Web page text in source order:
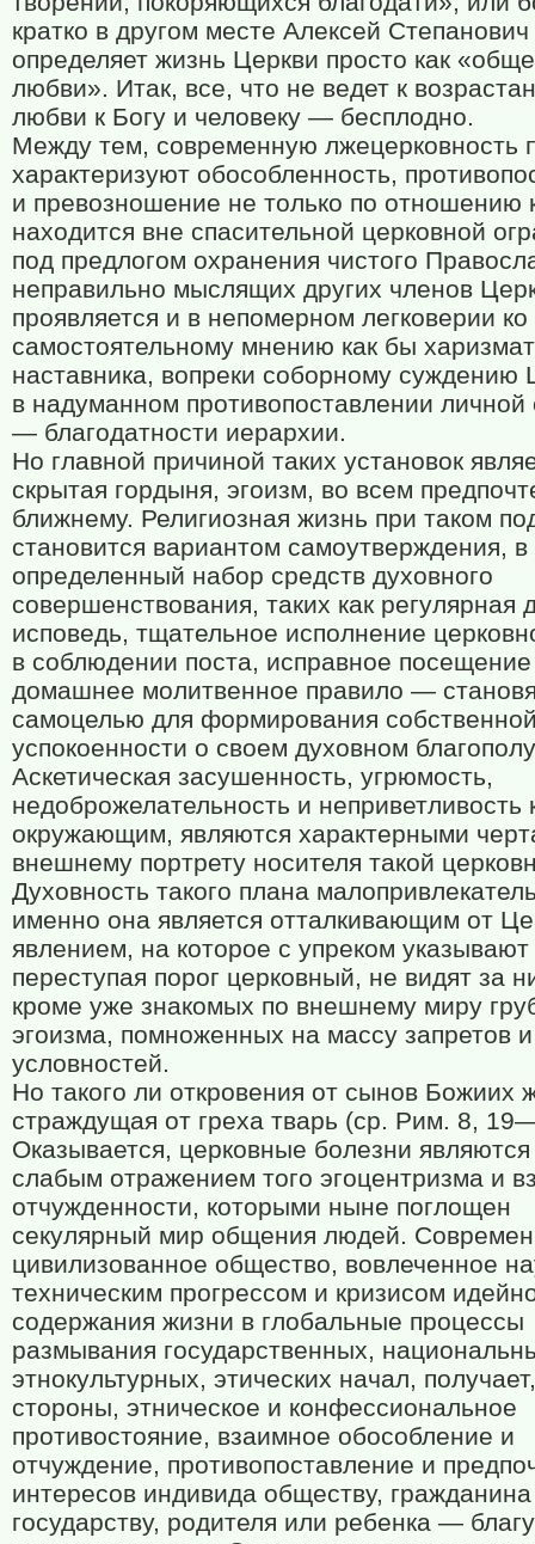
кратко в другом месте Алексей Степанович
определяет жизнь Церкви просто как
любви». Итак, все, что не ведет к
любви к Богу и человеку — бесплодно.
Между тем, современную лжецерковность
характеризуют обособленность,
и превозношение не только по отношению
находится вне спасительной церковной
под предлогом охранения чистого
неправильно мыслящих других членов
проявляется и в непомерном легковерии ко
самостоятельному мнению как бы
наставника, вопреки соборному суждению
в надуманном противопоставлении личной
— благодатности иерархии.
Но главной причиной таких установок
скрытая гордыня, эгоизм, во всем
ближнему. Религиозная жизнь при таком
становится вариантом самоутверждения, в
определенный набор средств духовного
совершенствования, таких как регулярная
исповедь, тщательное исполнение
в соблюдении поста, исправное
домашнее молитвенное правило —
самоцелью для формирования
успокоенности о своем духовном
Аскетическая засушенность, угрюмость,
недоброжелательность и неприветливость
окружающим, являются характерными
внешнему портрету носителя такой
Духовность такого плана
именно она является отталкивающим от
явлением, на которое с упреком указывают
переступая порог церковный, не видят за
кроме уже знакомых по внешнему миру
эгоизма, помноженных на массу запретов и
условностей.
Но такого ли откровения от сынов Божиих
страждущая от греха тварь (ср. Рим. 8,
Оказывается, церковные болезни являются
слабым отражением того эгоцентризма и
отчужденности, которыми ныне поглощен
секулярный мир общения людей.
цивилизованное общество, вовлеченное
техническим прогрессом и кризисом
содержания жизни в глобальные процессы
размывания государственных,
этнокультурных, этических начал,
стороны, этническое и конфессиональное
противостояние, взаимное обособление и
отчуждение, противопоставление и
интересов индивида обществу,
государству, родителя или ребенка —